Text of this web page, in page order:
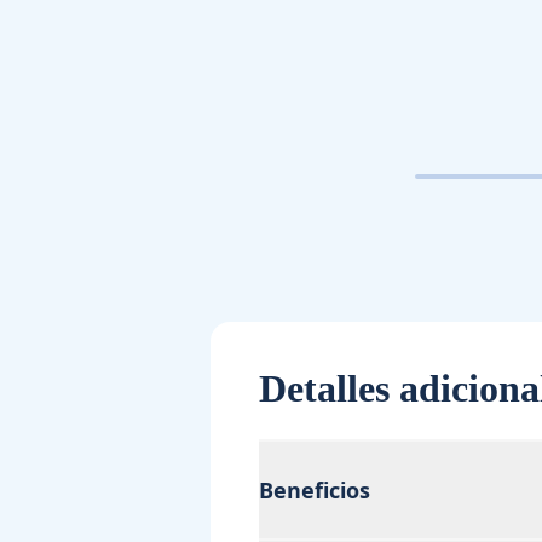
Detalles
Beneficios